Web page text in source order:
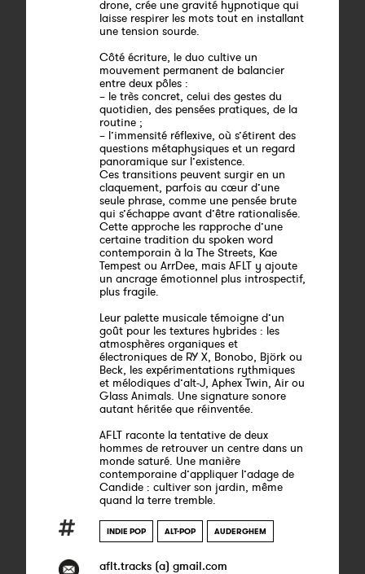
drone, crée une gravité hypnotique qui
laisse respirer les mots tout en installant
une tension sourde.
Côté écriture, le duo cultive un
mouvement permanent de balancier
entre deux pôles :
– le très concret, celui des gestes du
quotidien, des pensées pratiques, de la
routine ;
– l’immensité réflexive, où s’étirent des
questions métaphysiques et un regard
panoramique sur l’existence.
Ces transitions peuvent surgir en un
claquement, parfois au cœur d’une
seule phrase, comme une pensée brute
qui s’échappe avant d’être rationalisée.
Cette approche les rapproche d’une
certaine tradition du spoken word
contemporain à la The Streets, Kae
Tempest ou ArrDee, mais AFLT y ajoute
un ancrage émotionnel plus introspectif,
plus fragile.
Leur palette musicale témoigne d’un
goût pour les textures hybrides : les
atmosphères organiques et
électroniques de RY X, Bonobo, Björk ou
Beck, les expérimentations rythmiques
et mélodiques d’alt-J, Aphex Twin, Air ou
Glass Animals. Une signature sonore
autant héritée que réinventée.
AFLT raconte la tentative de deux
hommes de retrouver un centre dans un
monde saturé. Une manière
contemporaine d’appliquer l’adage de
Candide : cultiver son jardin, même
quand la terre tremble.
INDIE POP ALT-POP AUDERGHEM
aflt.tracks (a) gmail.com